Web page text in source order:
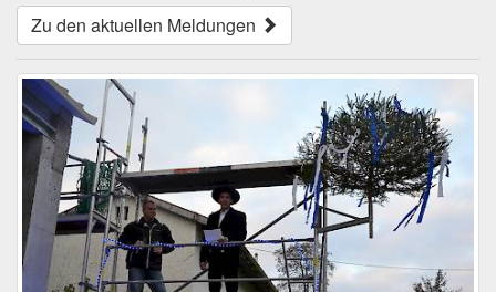
Zu den aktuellen Meldungen